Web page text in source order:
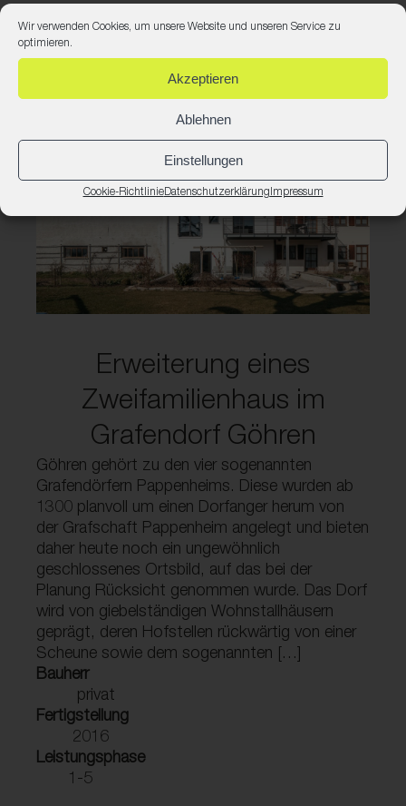
Wir verwenden Cookies, um unsere Website und unseren Service zu
optimieren.
Akzeptieren
Ablehnen
Einstellungen
Cookie-RichtlinieDatenschutzerklärung Impressum
Erweiterung eines
Zweifamilienhaus im
Grafendorf Göhren
Göhren gehört zu den vier sogenannten
Grafendörfern Pappenheims. Diese wurden ab
1300 planvoll um einen Dorfanger herum von
der Grafschaft Pappenheim angelegt und bieten
daher heute noch ein ungewöhnlich
geschlossenes Ortsbild, auf das bei der
Planung Rücksicht genommen wurde. Das Dorf
wird von giebelständigen Wohnstallhäusern
geprägt, deren Hofstellen rückwärtig von einer
Scheune sowie dem sogenannten […]
Bauherr
privat
Fertigstellung
2016
Leistungsphase
1-5